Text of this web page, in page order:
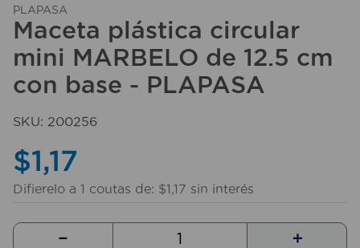
PLAPASA
Maceta plástica circular
mini MARBELO de 12.5 cm
con base - PLAPASA
SKU: 200256
$1,17
Difierelo a 1 coutas de: $1,17 sin interés
＋
－
6.
organizador
7.
aspiradora
8 .
cerradura
9.
taladro
10. mesa